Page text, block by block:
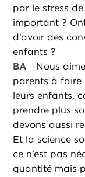
par le stress
important ?
d’avoir des
enfants ?
BA
Nous
parents à faire
leurs enfants,
prendre plus
devons aussi
Et la science
ce n’est pas
quantité mais